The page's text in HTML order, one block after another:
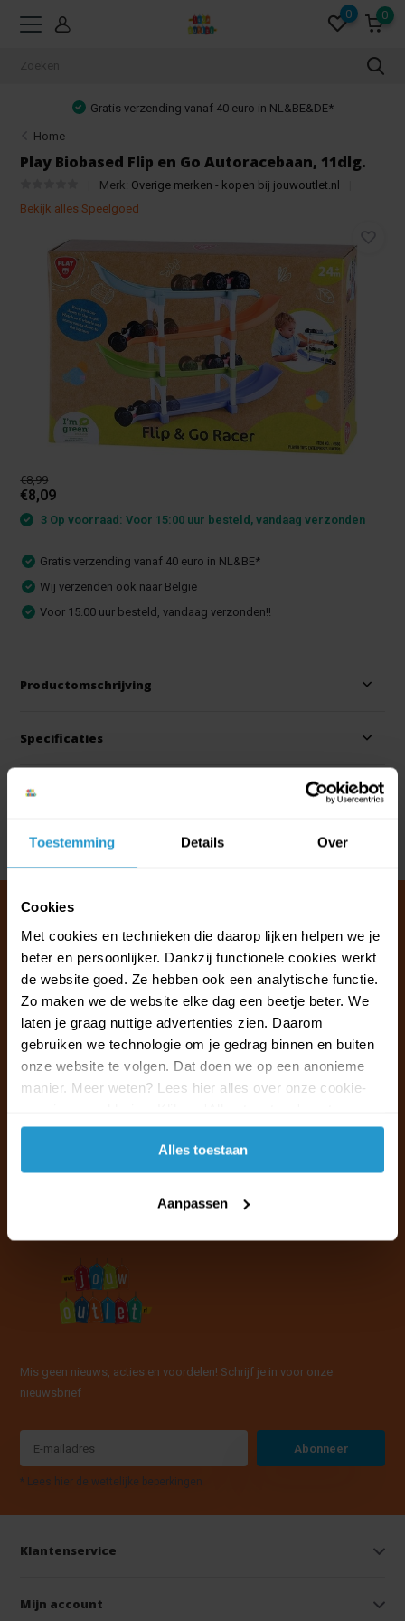
Toestemming Details Over
Cookies
Met cookies en technieken die daarop lijken helpen we je
beter en persoonlijker. Dankzij functionele cookies werkt
de website goed. Ze hebben ook een analytische functie.
Zo maken we de website elke dag een beetje beter. We
laten je graag nuttige advertenties zien. Daarom
gebruiken we technologie om je gedrag binnen en buiten
onze website te volgen. Dat doen we op een anonieme
manier. Meer weten? Lees hier alles over onze cookie-
accepteren.
Alles toestaan
Aanpassen
0 0
Gratis verzending vanaf 40 euro in NL&BE&DE*
Home
Play Biobased Flip en Go Autoracebaan, 11dlg.
Merk: Overige merken - kopen bij jouwoutlet.nl
Bekijk alles Speelgoed
€8,99
€8,09
3 Op voorraad: Voor 15:00 uur besteld, vandaag verzonden
Gratis verzending vanaf 40 euro in NL&BE*
Wij verzenden ook naar Belgie
Voor 15.00 uur besteld, vandaag verzonden!!
Productomschrijving
Specificaties
Reviews
Delen
Klantenservice & FAQ
Wij staan voor u klaar.
Ma t/m vr van 09:30 - 16:00 telefonisch
+31 (0)13 785 62 41
info@jouwoutlet.nl
Mis geen nieuws, acties en voordelen! Schrijf je in voor onze
nieuwsbrief
Abonneer
* Lees hier de wettelijke beperkingen
Klantenservice
Mijn account